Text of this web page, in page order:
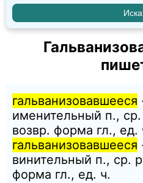
гальванизовавшееся
именительный п.,
возвр. форма гл., ед.
гальванизовавшееся
винительный п., ср.
форма гл., ед. ч.